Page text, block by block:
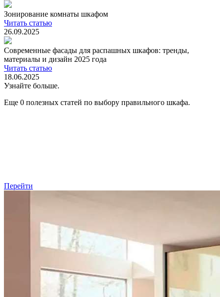
Зонирование комнаты шкафом
Читать статью
26.09.2025
Современные фасады для распашных шкафов: тренды,
материалы и дизайн 2025 года
Читать статью
18.06.2025
Узнайте больше.
Еще 0 полезных статей по выбору правильного шкафа.
Перейти